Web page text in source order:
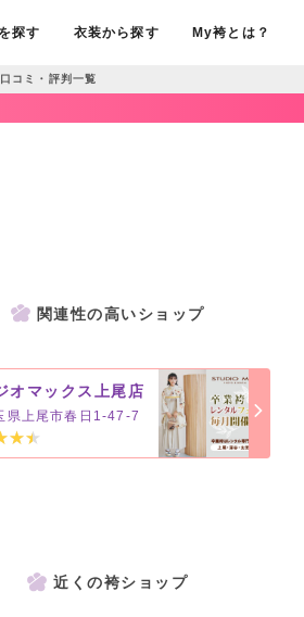
探す 衣装から探す My袴とは？
口コミ・評判一覧
関連性の高いショップ
オマックス上尾店
県上尾市春日1-47-7
近くの袴ショップ